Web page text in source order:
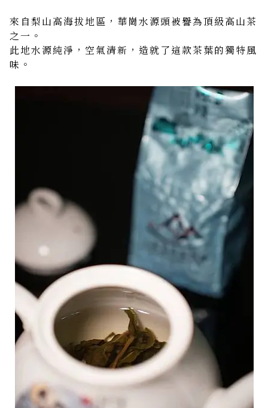
來自梨山高海拔地區，華崗水源頭被譽為頂級高山茶
之一。
此地水源純淨，空氣清新，造就了這款茶葉的獨特風
味。